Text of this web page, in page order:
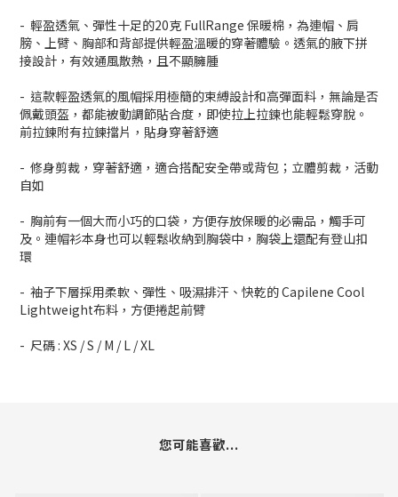
- 輕盈透氣、彈性十足的20克 FullRange 保暖棉，為連帽、肩
膀、上臂、胸部和背部提供輕盈溫暖的穿著體驗。透氣的腋下拼
接設計，有效通風散熱，且不顯臃腫
- 這款輕盈透氣的風帽採用極簡的束縛設計和高彈面料，無論是否
佩戴頭盔，都能被動調節貼合度，即使拉上拉鍊也能輕鬆穿脫。
前拉鍊附有拉鍊擋片，貼身穿著舒適
- 修身剪裁，穿著舒適，適合搭配安全帶或背包；立體剪裁，活動
自如
- 胸前有一個大而小巧的口袋，方便存放保暖的必需品，觸手可
及。連帽衫本身也可以輕鬆收納到胸袋中，胸袋上還配有登山扣
環
- 袖子下層採用柔軟、彈性、吸濕排汗、快乾的 Capilene Cool
Lightweight布料，方便捲起前臂
- 尺碼 : XS / S / M / L / XL
您可能喜歡...